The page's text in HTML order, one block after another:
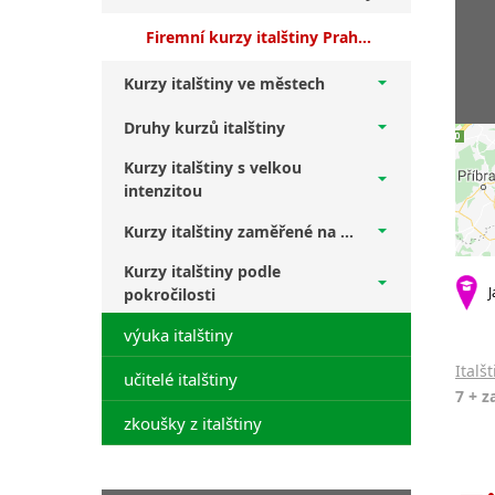
Firemní kurzy italštiny Praha 7 + začátečníci
Kurzy italštiny ve městech
Druhy kurzů italštiny
Kurzy italštiny s velkou
intenzitou
Kurzy italštiny zaměřené na ...
Kurzy italštiny podle
pokročilosti
výuka italštiny
učitelé italštiny
zkoušky z italštiny
7 +